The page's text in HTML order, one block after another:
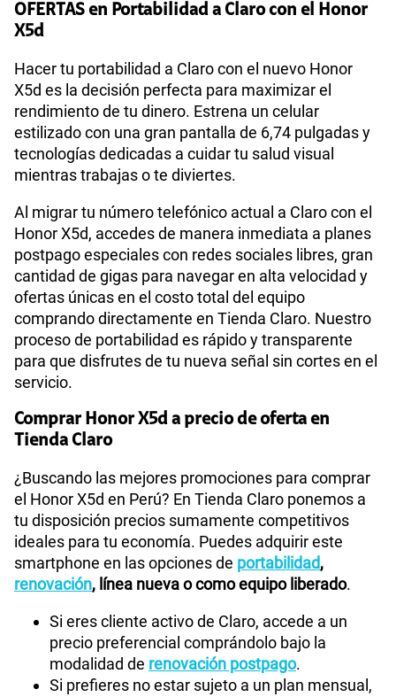
OFERTAS en Portabilidad a Claro con el Honor
X5d
Hacer tu portabilidad a Claro con el nuevo Honor
X5d es la decisión perfecta para maximizar el
rendimiento de tu dinero. Estrena un celular
estilizado con una gran pantalla de 6,74 pulgadas y
tecnologías dedicadas a cuidar tu salud visual
mientras trabajas o te diviertes.
Al migrar tu número telefónico actual a Claro con el
Honor X5d, accedes de manera inmediata a planes
postpago especiales con redes sociales libres, gran
cantidad de gigas para navegar en alta velocidad y
ofertas únicas en el costo total del equipo
comprando directamente en Tienda Claro. Nuestro
proceso de portabilidad es rápido y transparente
para que disfrutes de tu nueva señal sin cortes en el
servicio.
Comprar Honor X5d a precio de oferta en
Tienda Claro
¿Buscando las mejores promociones para comprar
el Honor X5d en Perú? En Tienda Claro ponemos a
tu disposición precios sumamente competitivos
ideales para tu economía. Puedes adquirir este
smartphone en las opciones de portabilidad,
renovación, línea nueva o como equipo liberado.
Si eres cliente activo de Claro, accede a un
precio preferencial comprándolo bajo la
modalidad de renovación postpago.
Si prefieres no estar sujeto a un plan mensual,